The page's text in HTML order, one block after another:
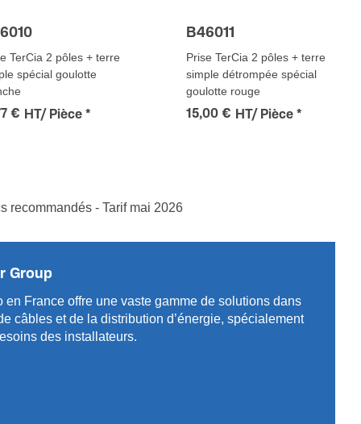
TerCia 2 pôles + terre
spécial goulotte
€ HT/ Pièce *
B46011
Prise TerCia 2 pôles + terre
simple détrompée spécial
goulotte rouge
15,00 € HT/ Pièce *
recommandés - Tarif mai 2026
Group
France offre une vaste gamme de solut­ions dans
câbles et de la distri­bution d’énergie, spéci­a­l­ement
des installa­teurs.